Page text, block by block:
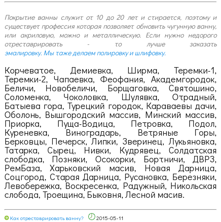
Покрытие ванны служит от 10 до 20 лет и стирается, поэтому и
существует профессия которая позволяет обновить чугунную ванну,
или акриловую, можно и металлическую. Если нужно недорого
отреставрировать - то лучше заказать
эмалировку. Мы таже делаем полировку и шлифовку.
Корчеватое, Демиевка, Ширма, Теремки-1,
Теремки-2, Чапаевка, Феофания, Академгородок,
Беличи, Новобеличи, Борщаговка, Святошино,
Соломенка, Чоколовка, Шулявка, Отрадный,
Батыева гора, Турецкий городок, Караваевы дачи,
Оболонь, Вышгородский массив, Минский массив,
Приорка, Пуща-Водица, Петровка, Подол,
Куреневка, Виноградарь, Ветряные Горы,
Берковцы, Печерск, Липки, Зверинец, Лукьяновка,
Татарка, Сырец, Нивки, Кудрявец, Солдатская
слободка, Позняки, Осокорки, Бортничи, ДВРЗ,
РемБаза, Харьковский масив, Новая Дарница,
Соцгород, Старая Дарница, Русановка, Березняки,
Левобережка, Воскресенка, Радужный, Никольская
слобода, Троещина, Быковня, Лесной масив.
Как отреставрировать ванну? 2015-05-11